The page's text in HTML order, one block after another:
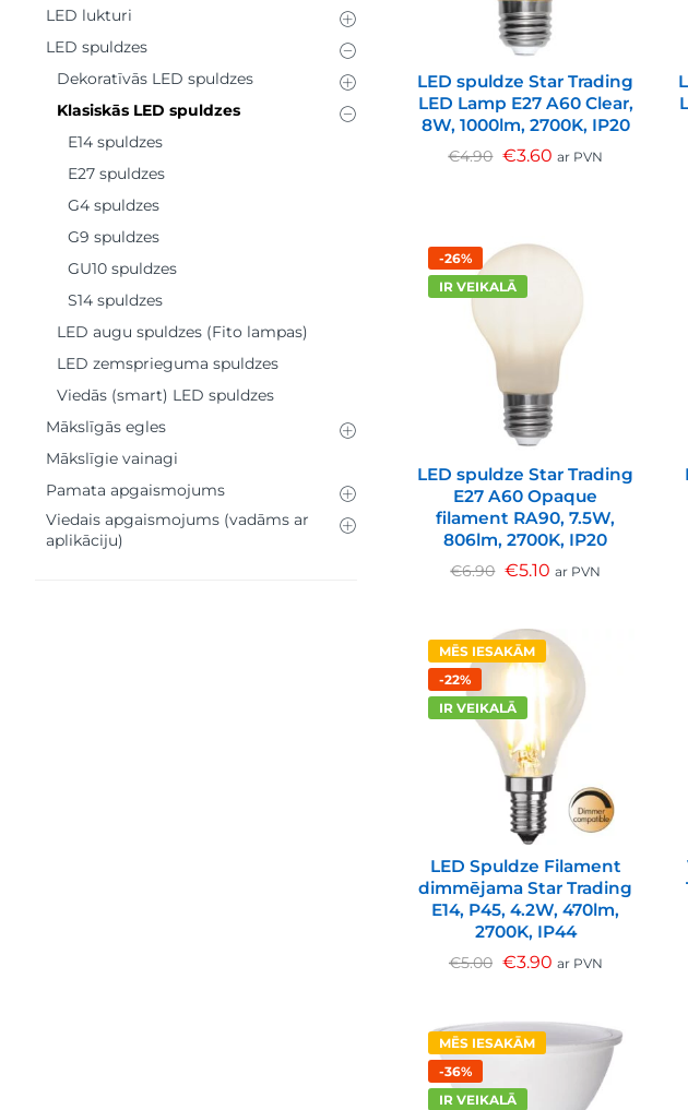
LED spuldze Star Trading
LED Lamp E27 A60 Clear,
8W, 1000lm, 2700K, IP20
€4.90 €3.60 ar PVN
-26%
IR VEIKALĀ
LED spuldze Star Trading
E27 A60 Opaque
filament RA90, 7.5W,
806lm, 2700K, IP20
€6.90 €5.10 ar PVN
MĒS IESAKĀM
-22%
IR VEIKALĀ
LED Spuldze Filament
dimmējama Star Trading
E14, P45, 4.2W, 470lm,
2700K, IP44
€5.00 €3.90 ar PVN
MĒS IESAKĀM
-36%
IR VEIKALĀ
LED lukturi
LED spuldzes
Dekoratīvās LED spuldzes
Klasiskās LED spuldzes
E14 spuldzes
E27 spuldzes
G4 spuldzes
G9 spuldzes
GU10 spuldzes
S14 spuldzes
LED augu spuldzes (Fito lampas)
LED zemsprieguma spuldzes
Viedās (smart) LED spuldzes
Mākslīgās egles
Mākslīgie vainagi
Pamata apgaismojums
Viedais apgaismojums (vadāms ar
aplikāciju)